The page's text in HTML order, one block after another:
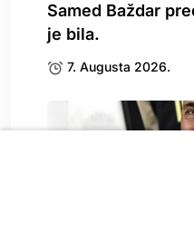
Samed Baždar
je bila.
7. Augusta 2026.